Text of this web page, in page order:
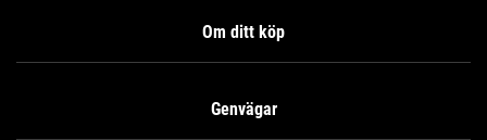
Om ditt köp
Genvägar